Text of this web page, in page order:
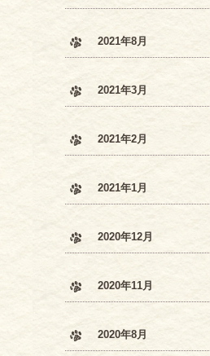
2021年8月
2021年3月
2021年2月
2021年1月
2020年12月
2020年11月
2020年8月